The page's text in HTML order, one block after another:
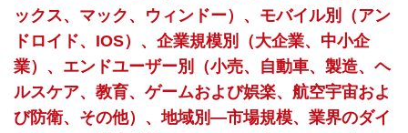
ックス、マック、ウィンドー）、モバイル別（アン
ドロイド、iOS）、企業規模別（大企業、中小企
業）、エンドユーザー別（小売、自動車、製造、ヘ
ルスケア、教育、ゲームおよび娯楽、航空宇宙およ
び防衛、その他）、地域別—市場規模、業界のダイ